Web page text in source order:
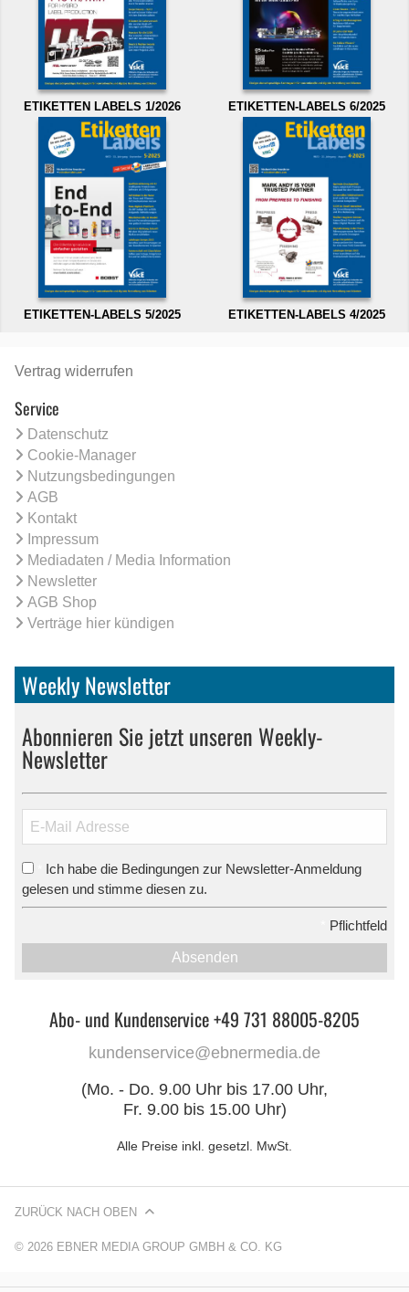
ETIKETTEN LABELS 1/2026 ETIKETTEN-LABELS 6/2025
ETIKETTEN-LABELS 5/2025 ETIKETTEN-LABELS 4/2025
Vertrag widerrufen
Service
Datenschutz
Cookie-Manager
Nutzungsbedingungen
AGB
Kontakt
Impressum
Mediadaten / Media Information
Newsletter
AGB Shop
Verträge hier kündigen
Weekly Newsletter
Abonnieren Sie jetzt unseren Weekly-
Newsletter
Ich habe die Bedingungen zur Newsletter-Anmeldung
gelesen und stimme diesen zu.
Pflichtfeld
Absenden
Abo- und Kundenservice +49 731 88005-8205
kundenservice@ebnermedia.de
(Mo. - Do. 9.00 Uhr bis 17.00 Uhr,
Fr. 9.00 bis 15.00 Uhr)
Alle Preise inkl. gesetzl. MwSt.
© 2026 EBNER MEDIA GROUP GMBH & CO. KG
ZURÜCK NACH OBEN